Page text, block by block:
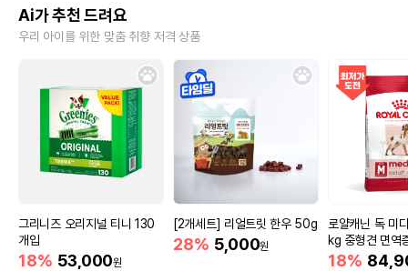
Ai가 추천 드려요
우리 아이를 위한 맞춤 취향 저격 상품
그리니즈 오리지널 티니 130
개입
18% 53,000원
[2개세트] 리얼트릿 한우 50g
28% 5,000원
로얄캐닌 독 미
kg 중형견 면역
18%